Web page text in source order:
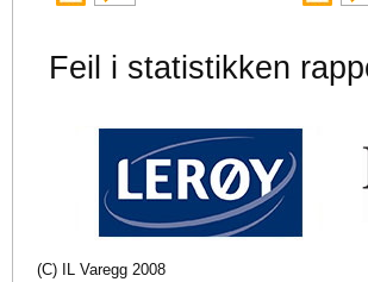
Feil i statistikken
(C) IL Varegg 2008